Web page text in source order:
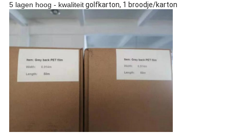
5 lagen hoog - kwaliteitgolfkarton, 1 broodje/karton